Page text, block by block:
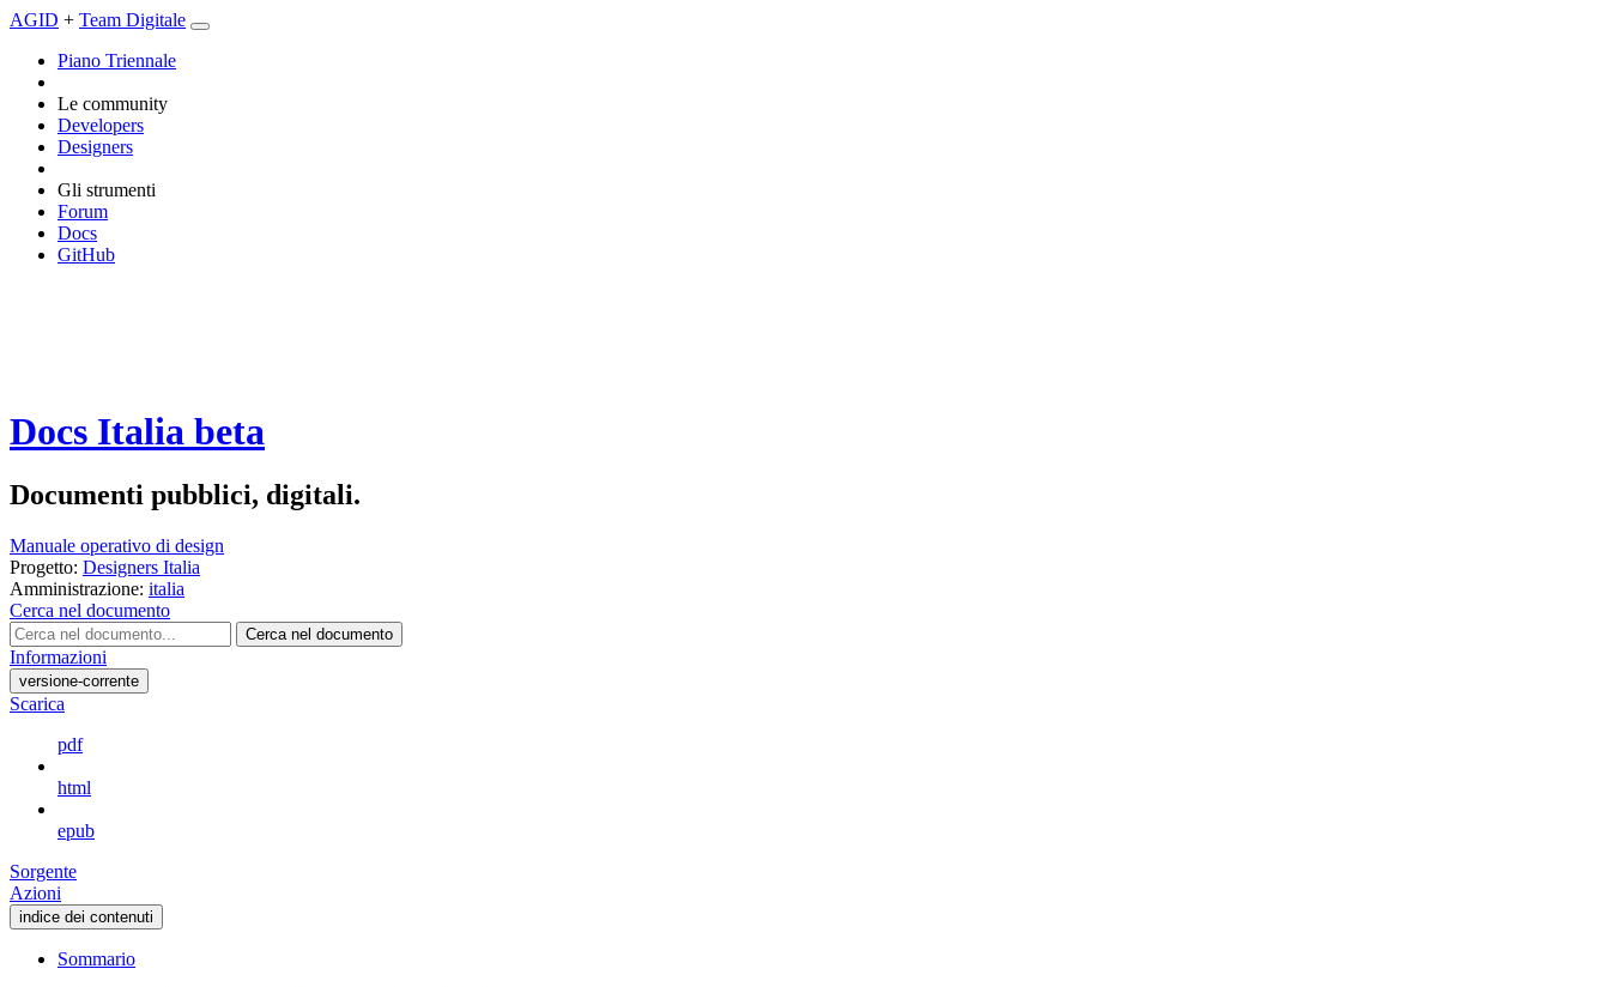
AGID + Team Digitale
Piano Triennale
Le community
Developers
Designers
Gli strumenti
Forum
Docs
GitHub
Docs Italia beta
Documenti pubblici, digitali.
Manuale operativo di design
Progetto: Designers Italia
Amministrazione: italia
Cerca nel documento
Cerca nel documento
Informazioni
versione-corrente
Scarica
pdf
html
epub
Sorgente
Azioni
indice dei contenuti
Sommario